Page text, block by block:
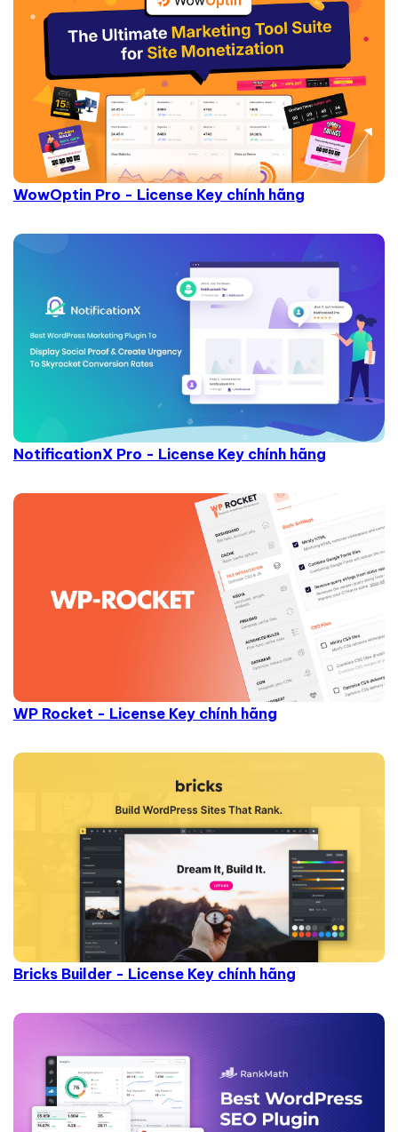
WowOptin Pro - License Key chính hãng
NotificationX Pro - License Key chính hãng
WP Rocket - License Key chính hãng
Bricks Builder - License Key chính hãng